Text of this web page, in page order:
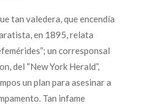
tan valedera, que encendía
en 1895, relata
un corresponsal
del “New York Herald”,
un plan para asesinar a
Tan infame